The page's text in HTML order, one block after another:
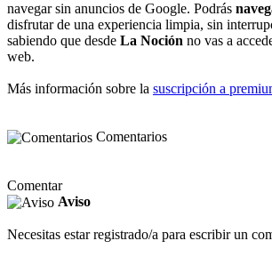
navegar sin anuncios de Google. Podrás
disfrutar de una experiencia limpia, sin
sabiendo que desde La Noción no vas a
web.
Más información sobre la suscripción a
Comentarios
Comentar
Aviso
Necesitas estar registrado/a para escribir un